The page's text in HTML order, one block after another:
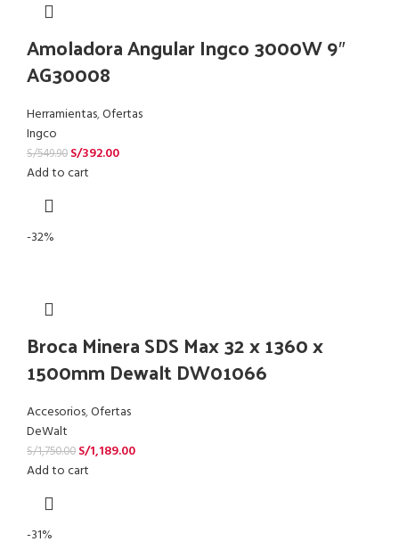
Amoladora Angular Ingco 3000W 9″
AG30008
Herramientas,Ofertas
Ingco
S/549.90 S/392.00
Add to cart
-32%
Broca Minera SDS Max 32 x 1360 x
1500mm Dewalt DW01066
Accesorios,Ofertas
DeWalt
S/1,750.00 S/1,189.00
Add to cart
-31%